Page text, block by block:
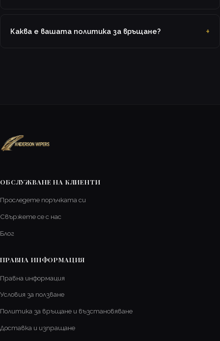
Каква е вашата политика за връщане?
ОБСЛУЖВАНЕ НА КЛИЕНТИ
Проследете поръчката си
Свържете се с нас
Блог
ПРАВНА ИНФОРМАЦИЯ
Правна информация
Условия за ползване
Политика за връщане и възстановяване
Доставка и изпращане